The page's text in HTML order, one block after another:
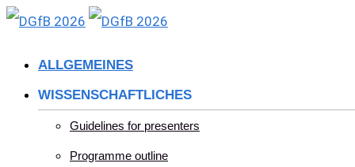
Skip
ALLGEMEINES
WISSENSCHAFTLICHES
Guidelines for presenters
Programme outline